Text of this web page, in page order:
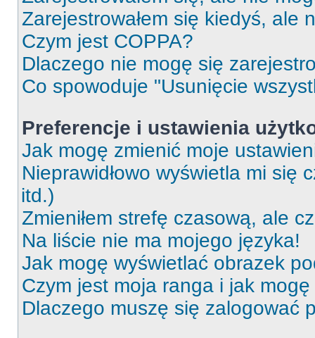
Zarejestrowałem się kiedyś, ale
Czym jest COPPA?
Dlaczego nie mogę się
Co spowoduje "Usunięcie
Preferencje i ustawienia
Jak mogę zmienić moje
Nieprawidłowo wyświetla mi się
itd.)
Zmieniłem strefę czasową, ale
Na liście nie ma mojego języka!
Jak mogę wyświetlać obrazek
Czym jest moja ranga i jak
Dlaczego muszę się zalogować